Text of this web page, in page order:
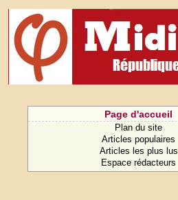
Page d'accueil
Plan du site
Articles populaires
Articles les plus lus
Espace rédacteurs